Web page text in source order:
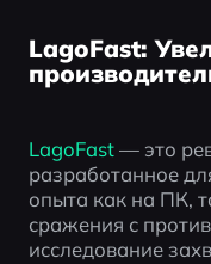
LagoFast:
LagoFast — это
разработанное
опыта как на ПК,
сражения с
исследование